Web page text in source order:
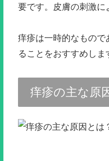
要です。皮膚の刺激に
痒疹は一時的なもの
ることをおすすめしま
痒疹の主な原